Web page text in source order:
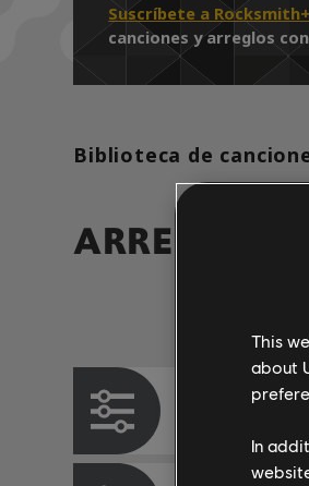
Suscríbete a Rocksmith+
canciones y arreglos
Biblioteca de
ARREGLOS
Instrumento
Tabla de
This
about
In